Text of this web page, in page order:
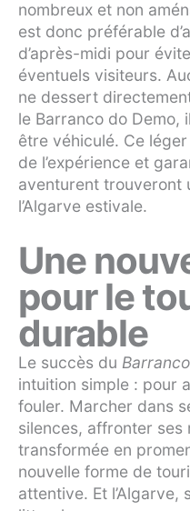
nombreux et non
est donc préférable
d’après-midi pour
éventuels visiteurs.
ne dessert
le Barranco do Demo,
être véhiculé. Ce
de l’expérience et
aventurent trouveront
l’Algarve estivale.
Une
pour le
durable
Le succès du
intuition simple : pour
fouler. Marcher dans
silences, affronter
transformée en
nouvelle forme de
attentive. Et